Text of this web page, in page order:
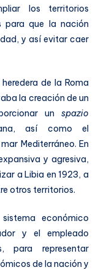
los territorios
para que la nación
y así evitar caer
de la Roma
la creación de un
un spazio
así como el
Mediterráneo. En
y agresiva,
a Libia en 1923, a
otros territorios.
económico
y el empleado
para representar
de la nación y